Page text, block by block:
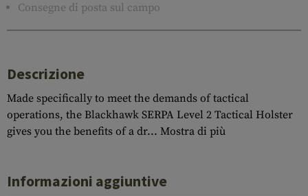
Consegne di posta sul campo
Descrizione
Made specifically to meet the demands of tactical
operations, the Blackhawk SERPA Level 2 Tactical Holster
gives you the benefits of a dr... Mostra di più
Informazioni aggiuntive